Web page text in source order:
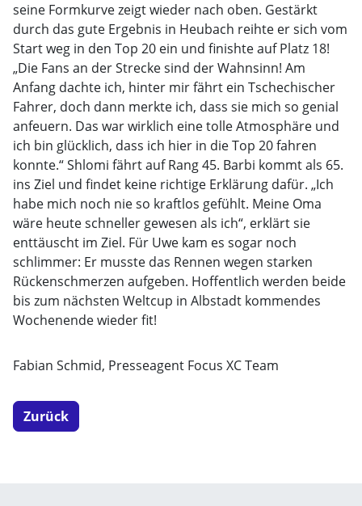
seine Formkurve zeigt wieder nach oben. Gestärkt
durch das gute Ergebnis in Heubach reihte er sich vom
Start weg in den Top 20 ein und finishte auf Platz 18!
„Die Fans an der Strecke sind der Wahnsinn! Am
Anfang dachte ich, hinter mir fährt ein Tschechischer
Fahrer, doch dann merkte ich, dass sie mich so genial
anfeuern. Das war wirklich eine tolle Atmosphäre und
ich bin glücklich, dass ich hier in die Top 20 fahren
konnte.“ Shlomi fährt auf Rang 45. Barbi kommt als 65.
ins Ziel und findet keine richtige Erklärung dafür. „Ich
habe mich noch nie so kraftlos gefühlt. Meine Oma
wäre heute schneller gewesen als ich“, erklärt sie
enttäuscht im Ziel. Für Uwe kam es sogar noch
schlimmer: Er musste das Rennen wegen starken
Rückenschmerzen aufgeben. Hoffentlich werden beide
bis zum nächsten Weltcup in Albstadt kommendes
Wochenende wieder fit!
Fabian Schmid, Presseagent Focus XC Team
Zurück